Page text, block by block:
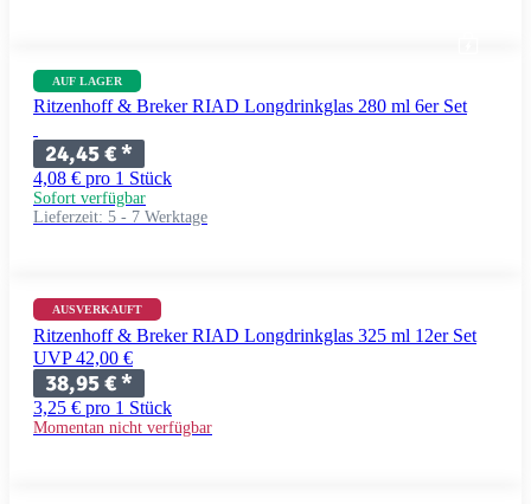
AUF LAGER
Ritzenhoff & Breker RIAD Longdrinkglas 280 ml 6er Set
24,45 €*
4,08 € pro 1 Stück
Sofort verfügbar
Lieferzeit: 5 - 7 Werktage
AUSVERKAUFT
Ritzenhoff & Breker RIAD Longdrinkglas 325 ml 12er Set
UVP 42,00 €
38,95 €*
3,25 € pro 1 Stück
Momentan nicht verfügbar